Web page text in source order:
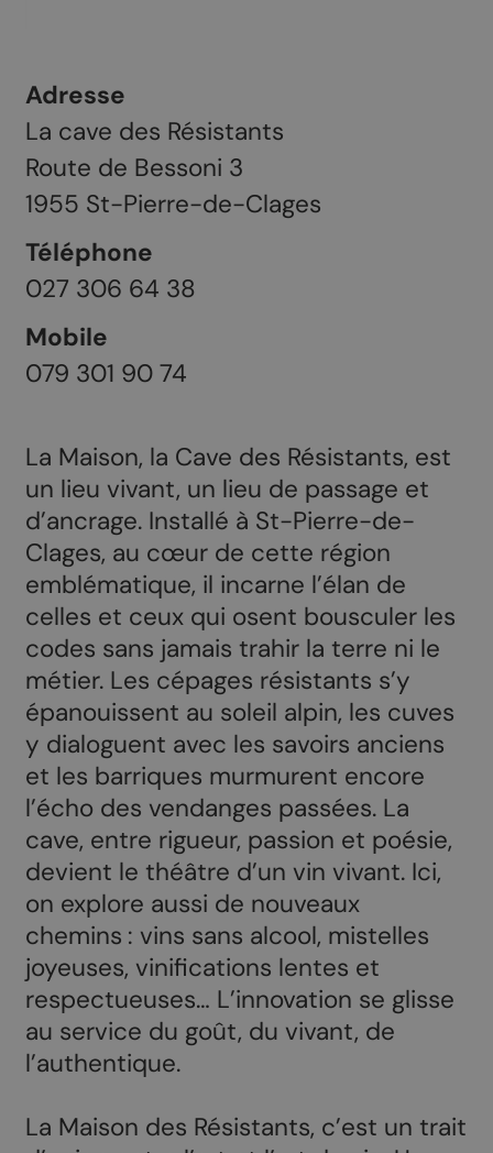
Adresse
La cave des Résistants
Route de Bessoni 3
1955 St-Pierre-de-Clages
Téléphone
027 306 64 38
Mobile
079 301 90 74
La Maison, la Cave des Résistants, est
un lieu vivant, un lieu de passage et
d’ancrage. Installé à St-Pierre-de-
Clages, au cœur de cette région
emblématique, il incarne l’élan de
celles et ceux qui osent bousculer les
codes sans jamais trahir la terre ni le
métier. Les cépages résistants s’y
épanouissent au soleil alpin, les cuves
y dialoguent avec les savoirs anciens
et les barriques murmurent encore
l’écho des vendanges passées. La
cave, entre rigueur, passion et poésie,
devient le théâtre d’un vin vivant. Ici,
on explore aussi de nouveaux
chemins : vins sans alcool, mistelles
joyeuses, vinifications lentes et
respectueuses… L’innovation se glisse
au service du goût, du vivant, de
l’authentique.
La Maison des Résistants, c’est un trait